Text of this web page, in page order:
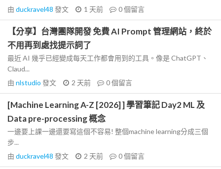
由 duckravel48 發文 1 天前 0個留言
【分享】台灣團隊開發 免費 AI Prompt 管理網站，終於
不用再到處找提示詞了
最近 AI 幾乎已經變成每天工作都會用到的工具。像是 ChatGPT、
Claud...
由 nlstudio 發文 2 天前 0個留言
[Machine Learning A-Z [2026] ] 學習筆記 Day2 ML 及
Data pre-processing 概念
一邊要上課一邊還要寫這個不容易! 整個machine learning分成三個
步...
由 duckravel48 發文 2 天前 0個留言